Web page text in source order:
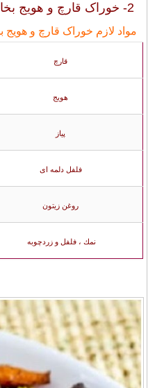
2- خوراک قارچ و هویج بخار پز
مواد لازم خوراک قارچ و هویج
قارچ
هويج
پياز
فلفل دلمه ای
روغن زيتون
نمك ، فلفل و زردچوبه